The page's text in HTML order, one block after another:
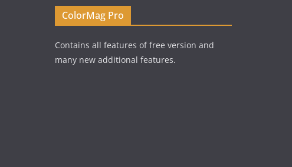
ColorMag Pro
Contains all features of free version and
many new additional features.